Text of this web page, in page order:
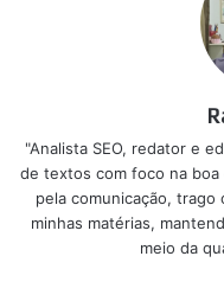
"Analista SEO, redator e
de textos com foco na boa
pela comunicação, trago
minhas matérias,
meio da